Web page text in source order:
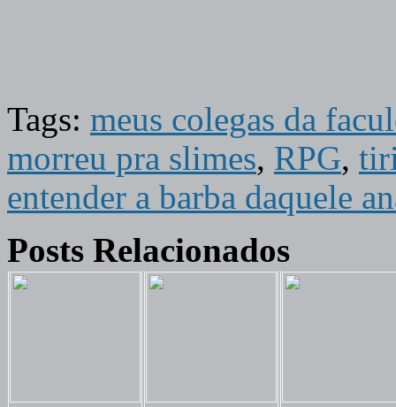
Tags: meus colegas da
morreu pra slimes, RPG,
entender a barba daquele
Posts Relacionados